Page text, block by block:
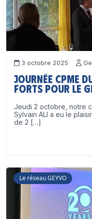
3 octobre 2025
Journée CPME
forts pour le
Jeudi 2 octobre, notre
Sylvain ALI a eu le
de 2 […]
Le réseau GEYVO